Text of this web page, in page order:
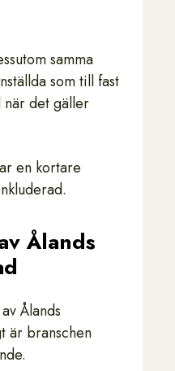
samma
som till fast
det gäller
en kortare
Ålands
Ålands
är branschen